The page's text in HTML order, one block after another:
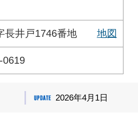
長井戸1746番地 地図
0619
2026年4月1日